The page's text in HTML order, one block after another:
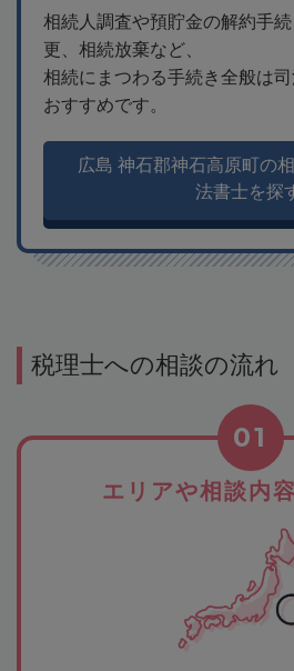
相続人調査や預貯金の解約手
更、相続放棄など、
相続にまつわる手続き全般は
おすすめです。
広島 神石郡神石高原町の
法書士を探
税理士への相談の流れ
エリアや相談内
01